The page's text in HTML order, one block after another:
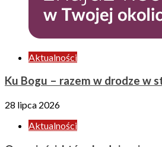
Aktualności
Ku Bogu – razem w drodze w
28 lipca 2026
Aktualności